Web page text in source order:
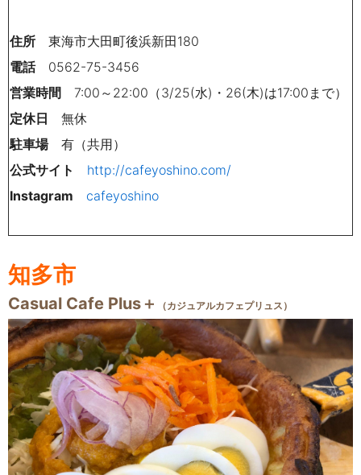
住所 東海市大田町後浜新田180
電話0562-75-3456
営業時間 7:00～22:00（3/25(水)・26(木)は17:00まで）
定休日 無休
駐車場有（共用）
公式サイト
http://cafeyoshino.com/
Instagram
cafeyoshino
知多市
Casual Cafe Plus＋ （カジュアルカフェプリュス）